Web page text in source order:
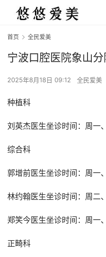
首页 全民爱美
宁波口腔医院象山
2025年8月18日 09:12 全民爱美
种植科
刘英杰医生坐诊时间：周一
综合科
郭增前医生坐诊时间：周一
林约翰医生坐诊时间：周二
郑笑今医生坐诊时间：周一
正畸科